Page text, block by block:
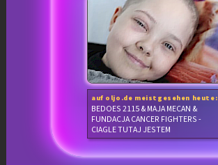
auf oljo.de meistgesehen heute:
BEDOES 2115 & MAJA MECAN &
FUNDACJA CANCER FIGHTERS -
CIAGLE TUTAJ JESTEM